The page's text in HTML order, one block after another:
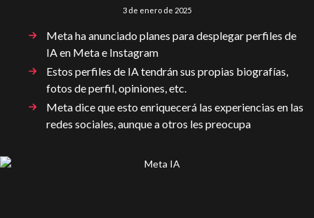
3 de enero de 2025
Meta ha anunciado planes para desplegar perfiles de
IA en Meta e Instagram
Estos perfiles de IA tendrán sus propias biografías,
fotos de perfil, opiniones, etc.
Meta dice que esto enriquecerá las experiencias en las
redes sociales, aunque a otros les preocupa